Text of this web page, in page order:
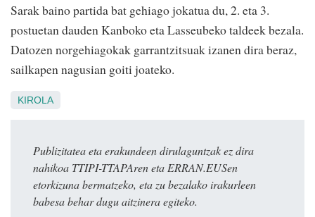
Sarak baino partida bat gehiago jokatua du, 2. eta 3.
postuetan dauden Kanboko eta Lasseubeko taldeek bezala.
Datozen norgehiagokak garrantzitsuak izanen dira beraz,
sailkapen nagusian goiti joateko.
KIROLA
Publizitatea eta erakundeen dirulaguntzak ez dira
nahikoa TTIPI-TTAPAren eta ERRAN.EUSen
etorkizuna bermatzeko, eta zu bezalako irakurleen
babesa behar dugu aitzinera egiteko.